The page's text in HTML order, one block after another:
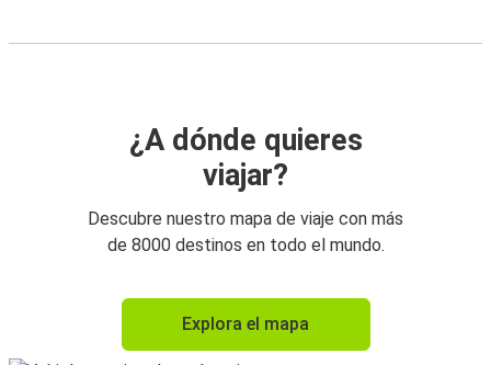
¿A dónde quieres
viajar?
Descubre nuestro mapa de viaje con más
de 8000 destinos en todo el mundo.
Explora el mapa